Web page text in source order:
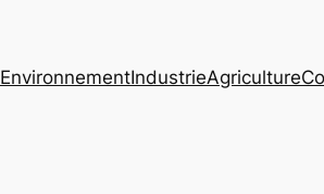
EnvironnementIndustrieAgriculture